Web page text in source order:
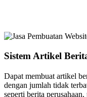
Sistem Artikel
Dapat membuat artikel
dengan jumlah tidak
seperti berita